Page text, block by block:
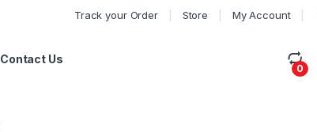
Track your Order Store My Account
Contact Us
0